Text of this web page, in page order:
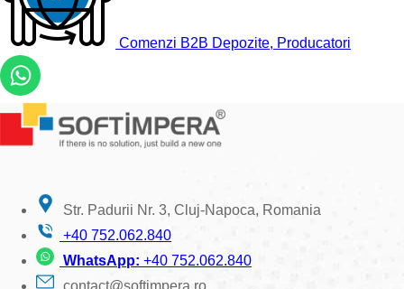
Comenzi B2B Depozite, Producatori
Str. Padurii Nr. 3, Cluj-Napoca, Romania
+40 752.062.840
WhatsApp: +40 752.062.840
contact@softimpera.ro